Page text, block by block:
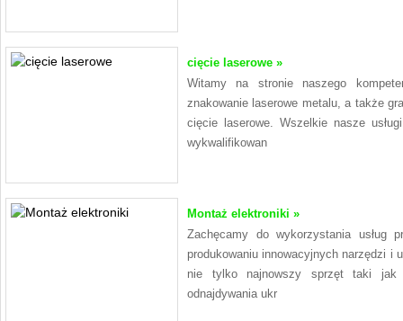
cięcie laserowe »
Witamy na stronie naszego
znakowanie laserowe metalu, a także
cięcie laserowe. Wszelkie nasze
wykwalifikowan
Montaż elektroniki »
Zachęcamy do wykorzystania usług
produkowaniu innowacyjnych narzędzi i
nie tylko najnowszy sprzęt taki jak
odnajdywania ukr